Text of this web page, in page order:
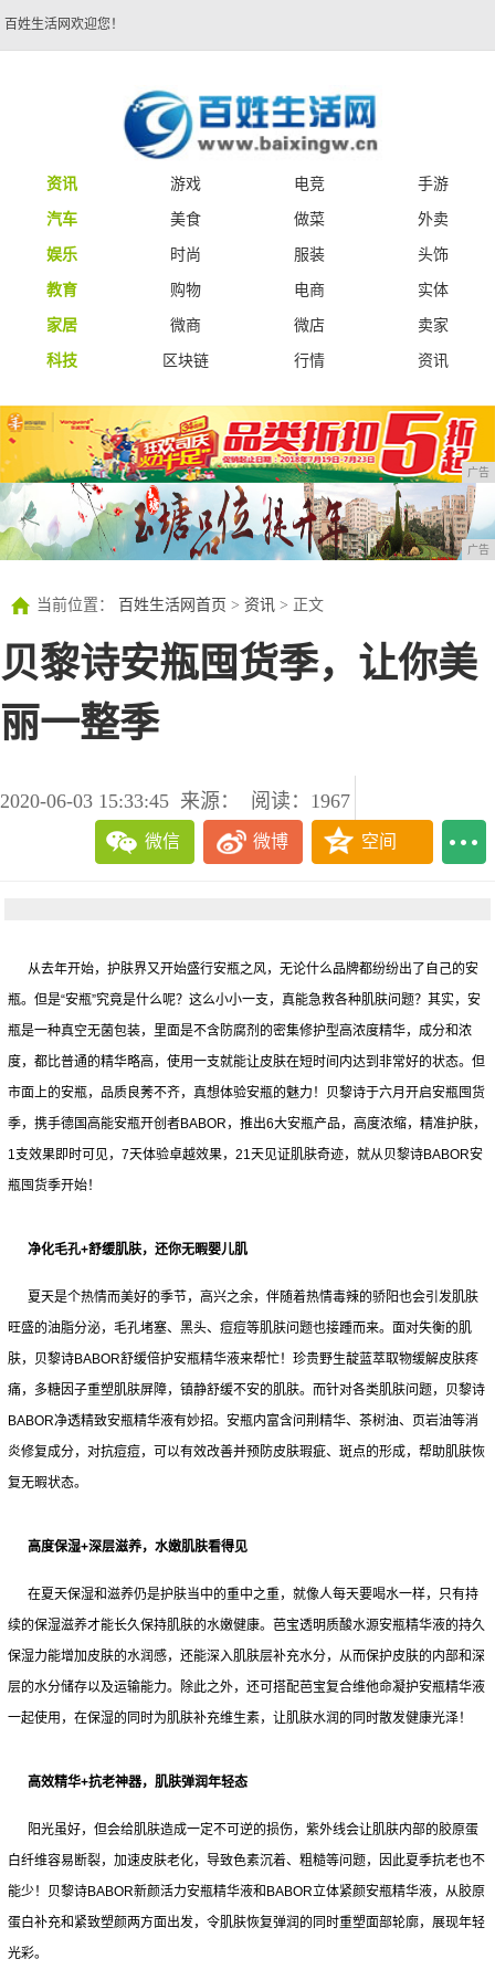
百姓生活网欢迎您！
资讯 游戏 电竞
手游
汽车
美食 做菜
外卖
娱乐
时尚 服装
头饰
教育
购物 电商
实体
家居
微商 微店
卖家
科技
区块链 行情 资讯
广告
广告
当前位置： 百姓生活网首页 > 资讯 > 正文
贝黎诗安瓶囤货季，让你美
丽一整季
2020-06-03 15:33:45 来源： 阅读：1967
微信 微博 空间
从去年开始，护肤界又开始盛行安瓶之风，无论什么品牌都纷纷出了自己的安
瓶。但是“安瓶”究竟是什么呢？这么小小一支，真能急救各种肌肤问题？其实，安
瓶是一种真空无菌包装，里面是不含防腐剂的密集修护型高浓度精华，成分和浓
度，都比普通的精华略高，使用一支就能让皮肤在短时间内达到非常好的状态。但
市面上的安瓶，品质良莠不齐，真想体验安瓶的魅力！贝黎诗于六月开启安瓶囤货
季，携手德国高能安瓶开创者BABOR，推出6大安瓶产品，高度浓缩，精准护肤，
1支效果即时可见，7天体验卓越效果，21天见证肌肤奇迹，就从贝黎诗BABOR安
瓶囤货季开始！
净化毛孔+舒缓肌肤，还你无暇婴儿肌
夏天是个热情而美好的季节，高兴之余，伴随着热情毒辣的骄阳也会引发肌肤
旺盛的油脂分泌，毛孔堵塞、黑头、痘痘等肌肤问题也接踵而来。面对失衡的肌
肤，贝黎诗BABOR舒缓倍护安瓶精华液来帮忙！珍贵野生靛蓝萃取物缓解皮肤疼
痛，多糖因子重塑肌肤屏障，镇静舒缓不安的肌肤。而针对各类肌肤问题，贝黎诗
BABOR净透精致安瓶精华液有妙招。安瓶内富含问荆精华、茶树油、页岩油等消
炎修复成分，对抗痘痘，可以有效改善并预防皮肤瑕疵、斑点的形成，帮助肌肤恢
复无暇状态。
高度保湿+深层滋养，水嫩肌肤看得见
在夏天保湿和滋养仍是护肤当中的重中之重，就像人每天要喝水一样，只有持
续的保湿滋养才能长久保持肌肤的水嫩健康。芭宝透明质酸水源安瓶精华液的持久
保湿力能增加皮肤的水润感，还能深入肌肤层补充水分，从而保护皮肤的内部和深
层的水分储存以及运输能力。除此之外，还可搭配芭宝复合维他命凝护安瓶精华液
一起使用，在保湿的同时为肌肤补充维生素，让肌肤水润的同时散发健康光泽！
高效精华+抗老神器，肌肤弹润年轻态
阳光虽好，但会给肌肤造成一定不可逆的损伤，紫外线会让肌肤内部的胶原蛋
白纤维容易断裂，加速皮肤老化，导致色素沉着、粗糙等问题，因此夏季抗老也不
能少！贝黎诗BABOR新颜活力安瓶精华液和BABOR立体紧颜安瓶精华液，从胶原
蛋白补充和紧致塑颜两方面出发，令肌肤恢复弹润的同时重塑面部轮廓，展现年轻
光彩。